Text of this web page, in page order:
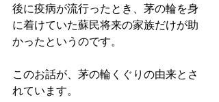
後に疫病が流行ったとき、茅の輪を身
に着けていた蘇民将来の家族だけが助
かったというのです。
このお話が、茅の輪くぐりの由来とさ
れています。